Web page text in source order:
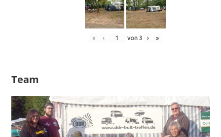
« ‹ von 3 › »
Team